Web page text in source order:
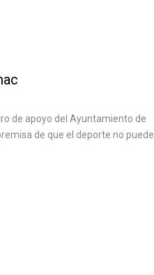
de apoyo del Ayuntamiento de
de que el deporte no puede